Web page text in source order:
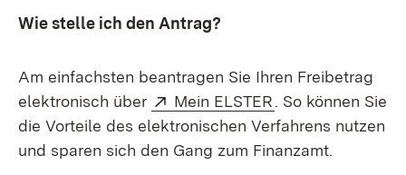
Wie stelle ich den Antrag?
Am einfachsten beantragen Sie Ihren Freibetrag
elektronisch über
Extern:
Mein ELSTER (Öffnet in neuem
. So können Sie
die Vorteile des elektronischen Verfahrens nutzen
und sparen sich den Gang zum Finanzamt.